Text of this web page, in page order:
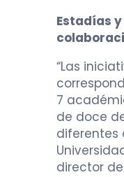
Estadías
“Las
7
de doce
diferentes
director